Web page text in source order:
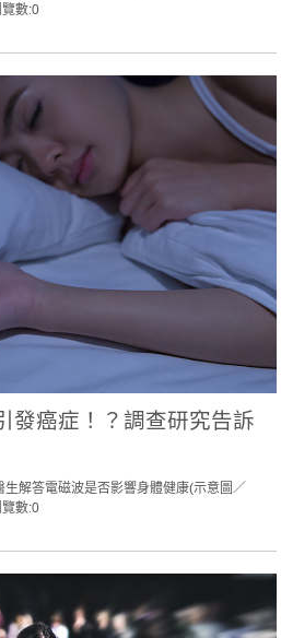
覽數:0
發癌症！？調查研究告訴
解答電磁波是否影響身體健康(示意圖／
覽數:0